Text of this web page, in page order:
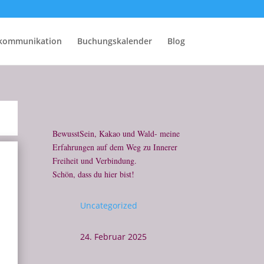
Buchungskalender Blog
BewusstSein, Kakao und Wald- meine
Erfahrungen auf dem Weg zu Innerer
Freiheit und Verbindung.
Schön, dass du hier bist!
Uncategorized
24. Februar 2025